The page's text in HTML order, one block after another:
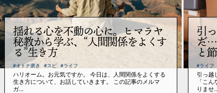
揺れる心を不動の心に。ヒマラヤ
秘教から学ぶ、“人間関係をよくす
る”生き方
#オトナ磨き #スピ #ライフ
ハリオーム。お元気ですか。 今日は、人間関係をよくする
生き方について、お話していきます。 この記事のメルマ
ガ...
引
だ…
と
#ライフ
引っ越
「こ
りませ